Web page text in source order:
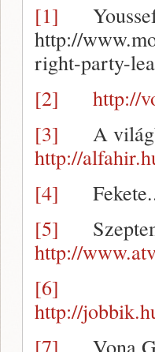
[1] Youssef
http://
right-party-
[2]
http://
[3] A
http://
[4]
[5]
http://
[6]
http://
[7] Vona